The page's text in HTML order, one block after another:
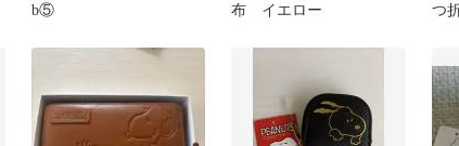
b⑤
布 イエロー
つ